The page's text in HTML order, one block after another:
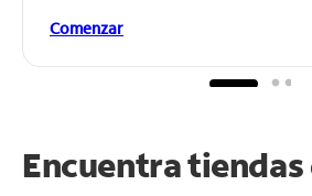
Comenzar
Encuentra tiendas